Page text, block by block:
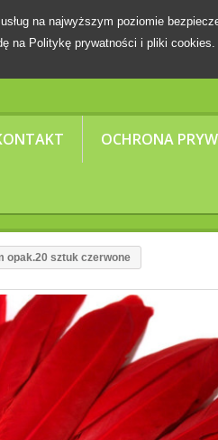
OCHRONA
na najwyższym poziomie
na Politykę prywatności i pliki cookies.
opak.20 sztuk czerwone